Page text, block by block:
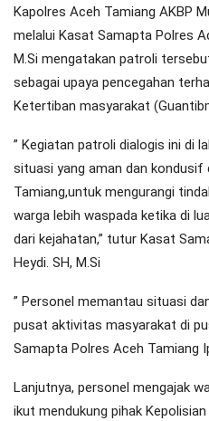
Kapolres Aceh Tamiang AKBP
melalui Kasat Samapta Polres
M.Si mengatakan patroli
sebagai upaya pencegahan
Ketertiban masyarakat
” Kegiatan patroli dialogis ini di
situasi yang aman dan kondusif
Tamiang,untuk mengurangi
warga lebih waspada ketika di
dari kejahatan,” tutur Kasat
Heydi. SH, M.Si
” Personel memantau situasi
pusat aktivitas masyarakat di
Samapta Polres Aceh Tamiang
Lanjutnya, personel mengajak
ikut mendukung pihak